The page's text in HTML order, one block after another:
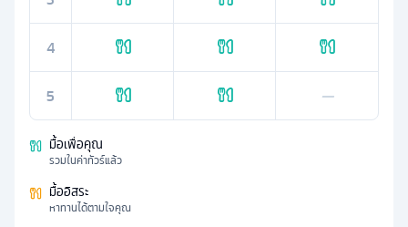
4
5 —
มื้อเพื่อคุณ
รวมในค่าทัวร์แล้ว
มื้ออิสระ
หาทานได้ตามใจคุณ